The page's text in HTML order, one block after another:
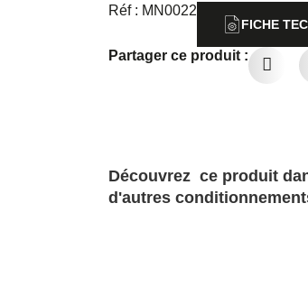
Réf : MN0022
FICHE
Partager ce produit :